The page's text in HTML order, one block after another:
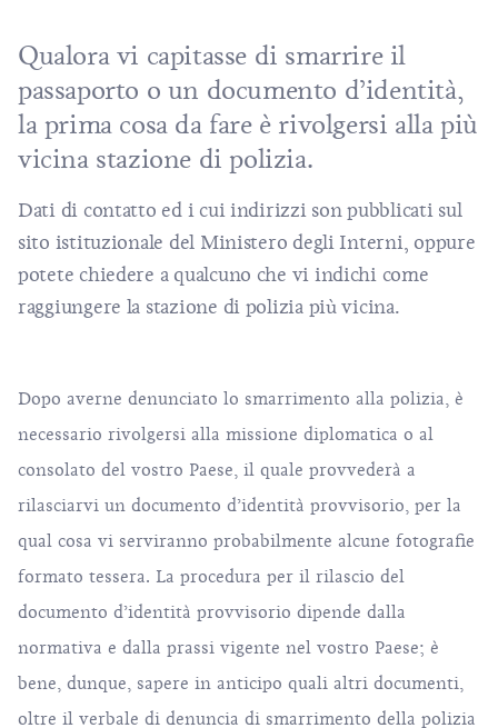
Qualora vi capitasse di smarrire il
passaporto o un documento d’identità,
la prima cosa da fare è rivolgersi alla più
vicina stazione di polizia.
Dati di contatto ed i cui indirizzi son pubblicati sul
sito istituzionale del Ministero degli Interni, oppure
potete chiedere a qualcuno che vi indichi come
raggiungere la stazione di polizia più vicina.
Dopo averne denunciato lo smarrimento alla polizia, è
necessario rivolgersi alla missione diplomatica o al
consolato del vostro Paese, il quale provvederà a
rilasciarvi un documento d’identità provvisorio, per la
qual cosa vi serviranno probabilmente alcune fotografie
formato tessera. La procedura per il rilascio del
documento d’identità provvisorio dipende dalla
normativa e dalla prassi vigente nel vostro Paese; è
bene, dunque, sapere in anticipo quali altri documenti,
oltre il verbale di denuncia di smarrimento della polizia